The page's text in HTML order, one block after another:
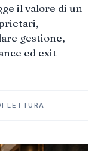
il valore di un
gestione,
ed exit
LETTURA